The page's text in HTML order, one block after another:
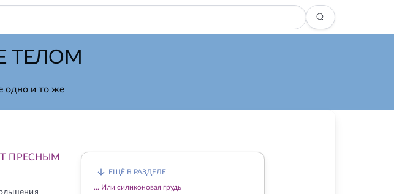
ТЕЛОМ
одно и то же
ЕЩЁ В РАЗДЕЛЕ
... Или силиконовая грудь
ПРЕСНЫМ